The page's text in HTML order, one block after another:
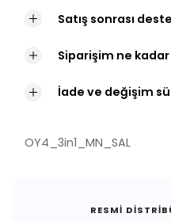
Satış sonrası
Siparişim ne
İade ve değişim
OY4_3in1_MN_SAL
RESMI